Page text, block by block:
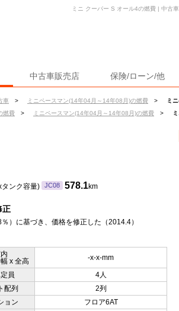
中古車販売店 保険/ローン/他
車 > ミニペースマン(14年04月～14年08月)の燃費 >
ミ
燃費 > ミニペースマン(14年04月～14年08月)の燃費 >
ミニ クーパー S オール4の燃費 | 中古
ンク容量) JC08 578.1km
正
）に基づき、価格を修正した（2014.4）
x 全高
-x-x-mm
員
4人
配列
2列
ョン
フロア6AT